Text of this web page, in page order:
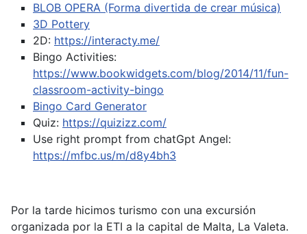
BLOB OPERA (Forma divertida de crear música)
3D Pottery
2D: https://interacty.me/
Bingo Activities:
https://www.bookwidgets.com/blog/2014/11/fun-
classroom-activity-bingo
Bingo Card Generator
Quiz: https://quizizz.com/
Use right prompt from chatGpt Angel:
https://mfbc.us/m/d8y4bh3
Por la tarde hicimos turismo con una excursión
organizada por la ETI a la capital de Malta, La Valeta.